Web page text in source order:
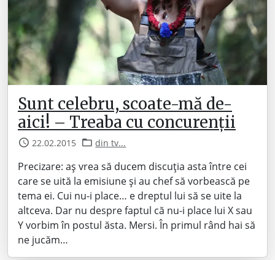
Sunt celebru, scoate-mă de-
aici! – Treaba cu concurenții
22.02.2015 din tv...
Precizare: aș vrea să ducem discuția asta între cei
care se uită la emisiune și au chef să vorbească pe
tema ei. Cui nu-i place… e dreptul lui să se uite la
altceva. Dar nu despre faptul că nu-i place lui X sau
Y vorbim în postul ăsta. Mersi. În primul rând hai să
ne jucăm…